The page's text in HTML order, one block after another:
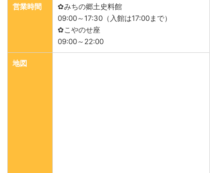
営業時間
✿みちの郷土史料館
09:00～17:30（入館は17:00まで）
✿こやのせ座
09:00～22:00
地図